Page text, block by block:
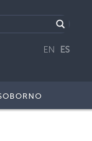
EN ES